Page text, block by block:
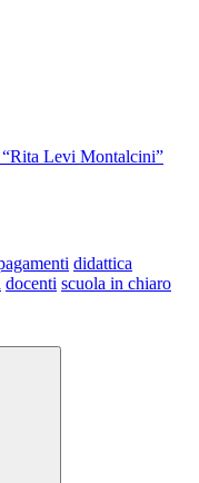
“Rita Levi Montalcini”
didattica
docenti scuola in chiaro